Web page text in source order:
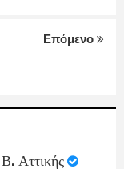
Επόμενο
Αττικής